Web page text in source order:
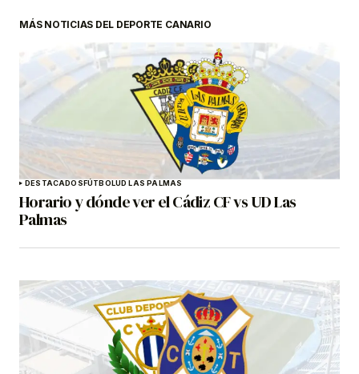
MÁS NOTICIAS DEL DEPORTE CANARIO
DESTACADOSFÚTBOLUD LAS PALMAS
Horario y dónde ver el Cádiz CF vs UD Las
Palmas